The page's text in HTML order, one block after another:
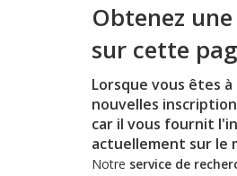
Obtenez
sur cette
Lorsque vous êtes
nouvelles
car il vous fournit
actuellement sur le
Notre service de